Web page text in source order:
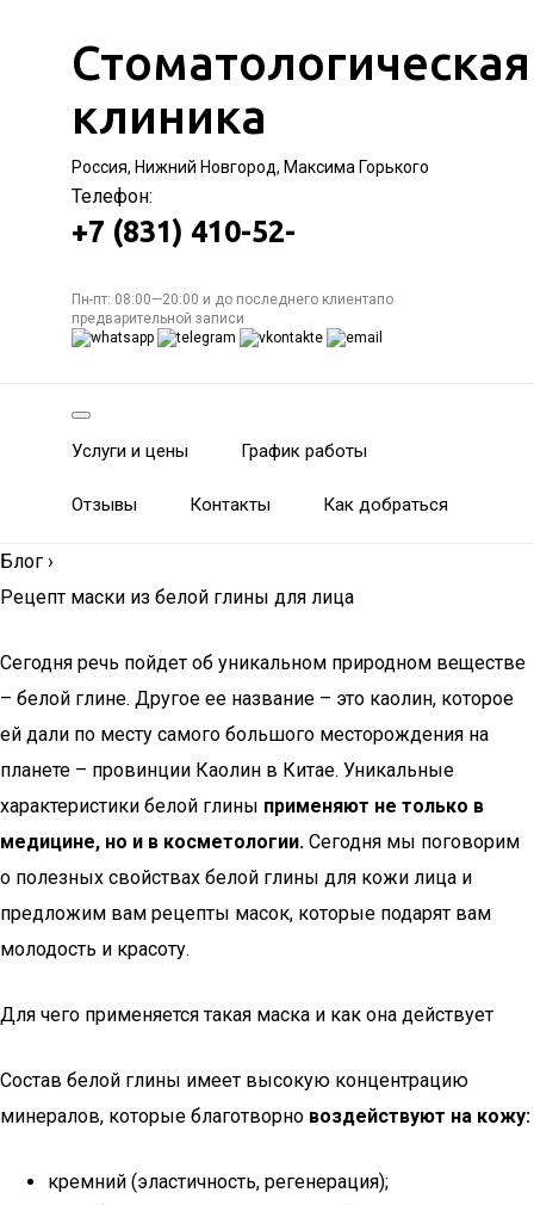
Стоматологическая
клиника
Россия, Нижний Новгород, Максима Горького
Телефон:
+7 (831) 410-52-
Пн-пт: 08:00—20:00 и до последнего клиентапо
предварительной записи
Услуги и цены График работы
Отзывы Контакты Как добраться
Блог ›
Рецепт маски из белой глины для лица
Сегодня речь пойдет об уникальном природном веществе
– белой глине. Другое ее название – это каолин, которое
ей дали по месту самого большого месторождения на
планете – провинции Каолин в Китае. Уникальные
характеристики белой глины применяют не только в
медицине, но и в косметологии. Сегодня мы поговорим
о полезных свойствах белой глины для кожи лица и
предложим вам рецепты масок, которые подарят вам
молодость и красоту.
Для чего применяется такая маска и как она действует
Состав белой глины имеет высокую концентрацию
минералов, которые благотворно воздействуют на кожу:
кремний (эластичность, регенерация);